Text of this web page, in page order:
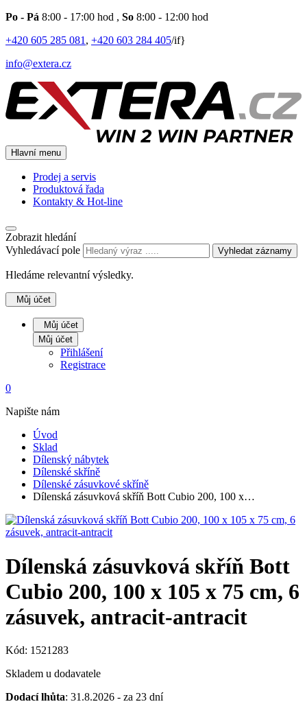
Po - Pá 8:00 - 17:00 hod , So 8:00 - 12:00 hod
+420 605 285 081 , +420 603 284 405/if}
info@extera.cz
Hlavní menu
Prodej a servis
Produktová řada
Kontakty & Hot-line
Zobrazit hledání
Vyhledávací pole
Vyhledat záznamy
Hledáme relevantní výsledky.
Můj účet
Můj účet
Můj účet
Přihlášení
Registrace
0
Napište nám
Úvod
Sklad
Dílenský nábytek
Dílenské skříně
Dílenské zásuvkové skříně
Dílenská zásuvková skříň Bott Cubio 200, 100 x…
Dílenská zásuvková skříň Bott
Cubio 200, 100 x 105 x 75 cm, 6
zásuvek, antracit-antracit
Kód: 1521283
Skladem u dodavatele
Dodací lhůta: 31.8.2026 - za 23 dní